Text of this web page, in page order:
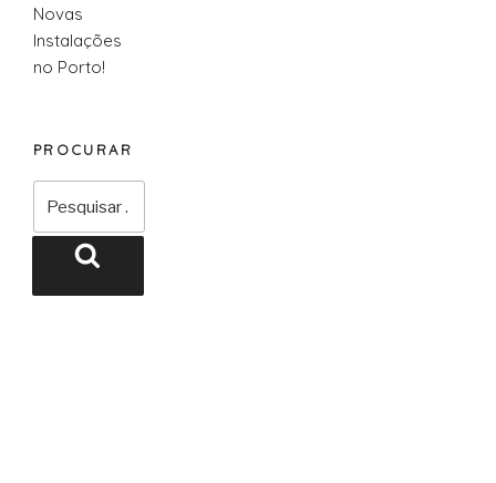
Novas
Instalações
no Porto!
PROCURAR
por: